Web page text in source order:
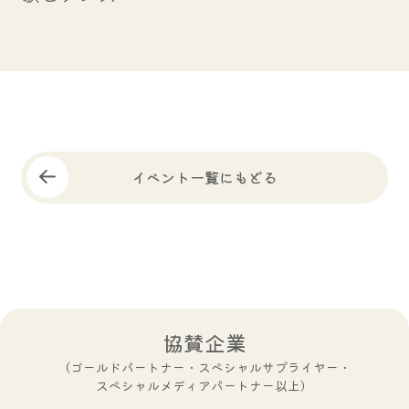
イベント一覧にもどる
協賛企業
（ゴールドパートナー・スペシャルサプライヤー・
スペシャルメディアパートナー以上）